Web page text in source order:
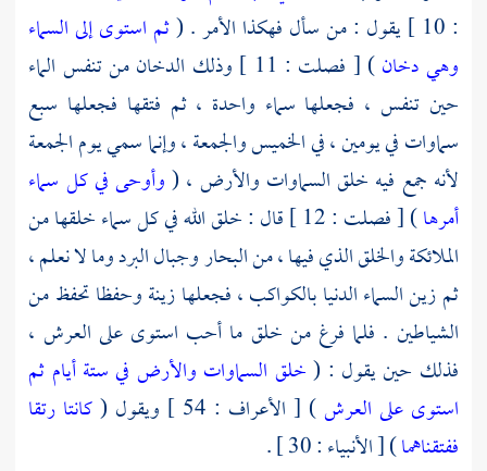
: 10 ] يقول : من سأل فهكذا الأمر . (
ثم استوى إلى السماء
وهي دخان
) [ فصلت : 11 ] وذلك الدخان من تنفس الماء
حين تنفس ، فجعلها سماء واحدة ، ثم فتقها فجعلها سبع
سماوات في يومين ، في الخميس والجمعة ، وإنما سمي يوم الجمعة
لأنه جمع فيه خلق السماوات والأرض ، (وأوحى في كل سماء
أمرها
) [ فصلت : 12 ] قال : خلق الله في كل سماء خلقها من
الملائكة والخلق الذي فيها ، من البحار وجبال البرد وما لا نعلم ،
ثم زين السماء الدنيا بالكواكب ، فجعلها زينة وحفظا تحفظ من
الشياطين . فلما فرغ من خلق ما أحب استوى على العرش ،
فذلك حين يقول : (خلق السماوات والأرض في ستة أيام ثم
استوى على العرش) [ الأعراف : 54 ] ويقول (
كانتا رتقا
ففتقناهما) [ الأنبياء : 30 ] .